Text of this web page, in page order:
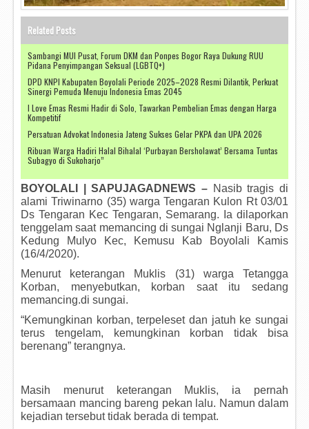
Related Posts
Sambangi MUI Pusat, Forum DKM dan Ponpes Bogor Raya Dukung RUU
Pidana Penyimpangan Seksual (LGBTQ+)
DPD KNPI Kabupaten Boyolali Periode 2025–2028 Resmi Dilantik, Perkuat
Sinergi Pemuda Menuju Indonesia Emas 2045
I Love Emas Resmi Hadir di Solo, Tawarkan Pembelian Emas dengan Harga
Kompetitif
Persatuan Advokat Indonesia Jateng Sukses Gelar PKPA dan UPA 2026
Ribuan Warga Hadiri Halal Bihalal ‘Purbayan Bersholawat’ Bersama Tuntas
Subagyo di Sukoharjo”
BOYOLALI | SAPUJAGADNEWS – Nasib tragis di
alami Triwinarno (35) warga Tengaran Kulon Rt 03/01
Ds Tengaran Kec Tengaran, Semarang. Ia dilaporkan
tenggelam saat memancing di sungai Nglanji Baru, Ds
Kedung Mulyo Kec, Kemusu Kab Boyolali Kamis
(16/4/2020).
Menurut keterangan Muklis (31) warga Tetangga
Korban, menyebutkan, korban saat itu sedang
memancing.di sungai.
“Kemungkinan korban, terpeleset dan jatuh ke sungai
terus tengelam, kemungkinan korban tidak bisa
berenang” terangnya.
Masih menurut keterangan Muklis, ia pernah
bersamaan mancing bareng pekan lalu. Namun dalam
kejadian tersebut tidak berada di tempat.